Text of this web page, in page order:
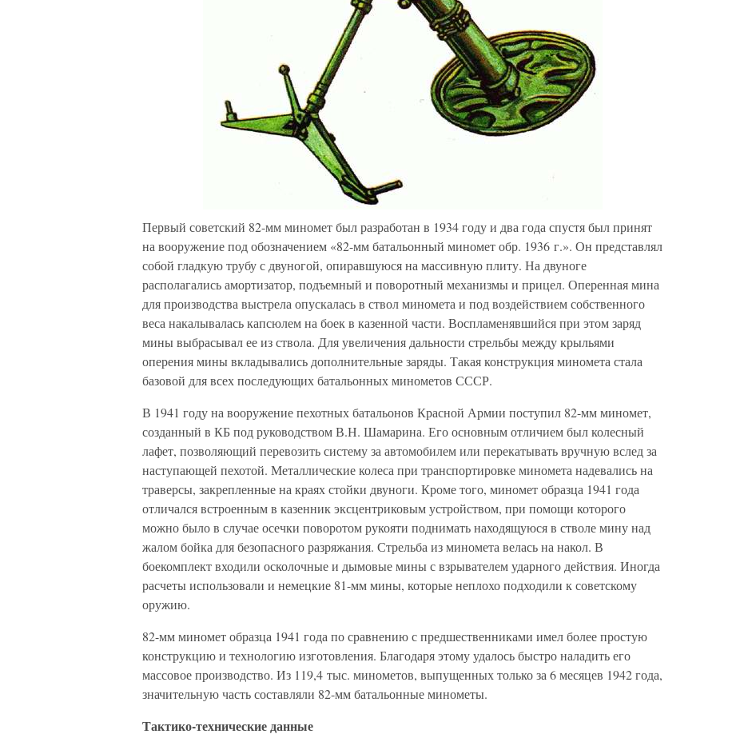
Первый советский 82-мм миномет был разработан в 1934 году и два года спустя был принят
на вооружение под обозначением «82-мм батальонный миномет обр. 1936 г.». Он представлял
собой гладкую трубу с двуногой, опиравшуюся на массивную плиту. На двуноге
располагались амортизатор, подъемный и поворотный механизмы и прицел. Оперенная мина
для производства выстрела опускалась в ствол миномета и под воздействием собственного
веса накалывалась капсюлем на боек в казенной части. Воспламенявшийся при этом заряд
мины выбрасывал ее из ствола. Для увеличения дальности стрельбы между крыльями
оперения мины вкладывались дополнительные заряды. Такая конструкция миномета стала
базовой для всех последующих батальонных минометов СССР.
В 1941 году на вооружение пехотных батальонов Красной Армии поступил 82-мм миномет,
созданный в КБ под руководством В.Н. Шамарина. Его основным отличием был колесный
лафет, позволяющий перевозить систему за автомобилем или перекатывать вручную вслед за
наступающей пехотой. Металлические колеса при транспортировке миномета надевались на
траверсы, закрепленные на краях стойки двуноги. Кроме того, миномет образца 1941 года
отличался встроенным в казенник эксцентриковым устройством, при помощи которого
можно было в случае осечки поворотом рукояти поднимать находящуюся в стволе мину над
жалом бойка для безопасного разряжания. Стрельба из миномета велась на накол. В
боекомплект входили осколочные и дымовые мины с взрывателем ударного действия. Иногда
расчеты использовали и немецкие 81-мм мины, которые неплохо подходили к советскому
оружию.
82-мм миномет образца 1941 года по сравнению с предшественниками имел более простую
конструкцию и технологию изготовления. Благодаря этому удалось быстро наладить его
массовое производство. Из 119,4 тыс. минометов, выпущенных только за 6 месяцев 1942 года,
значительную часть составляли 82-мм батальонные минометы.
Тактико-технические данные